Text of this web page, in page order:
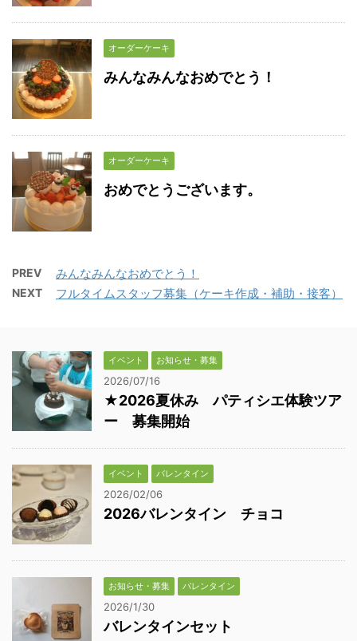
オーダーケーキ
みんなみんなおめでとう！
オーダーケーキ
おめでとうございます。
PREV みんなみんなおめでとう！
NEXT フルタイムスタッフ募集（ケーキ作成・補助・接客）
イベント お知らせ・募集
2026/07/16
★2026夏休み パティシエ体験ツア
ー 募集開始
イベント バレンタイン
2026/02/06
2026バレンタイン チョコ
お知らせ・募集 バレンタイン
2026/1/30
バレンタインセット